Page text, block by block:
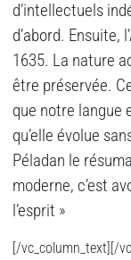
d’intellectuels
d’abord. Ensuite,
1635. La nature
être préservée.
que notre langue
qu’elle évolue
Péladan le
moderne, c’est
l’esprit »
[/vc_column_text][/